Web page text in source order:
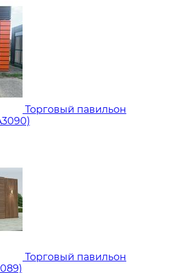
Торговый павильон
Торговый павильон